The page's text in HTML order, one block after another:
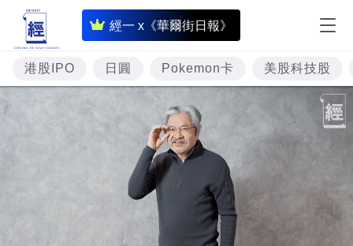
經一 x《華爾街日報》
即
時
財
經
港股IPO 日圓 Pokemon卡 美股科技股